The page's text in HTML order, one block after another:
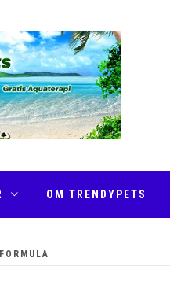
OM TRENDYPETS